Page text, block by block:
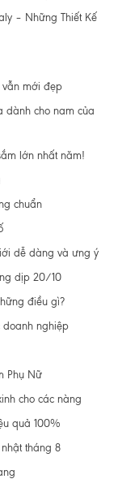
– Những Thiết Kế
vẫn mới đẹp
dành cho nam của
lớn nhất năm!
chuẩn
dễ dàng và ưng ý
dịp 20/10
điều gì?
doanh nghiệp
Phụ Nữ
cho các nàng
quả 100%
tháng 8